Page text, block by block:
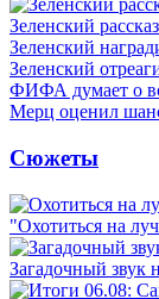
Зеленский
Зеленский
Зеленский
ФИФА думает о
Мерц оценил
Сюжеты
"Охотиться на
Загадочный звук